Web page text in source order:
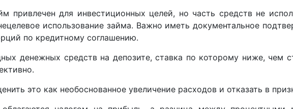
привлечен для инвестиционных целей, но часть средств не
использование займа. Важно иметь документальное
по кредитному соглашению.
денежных средств на депозите, ставка по которому ниже, чем
это как необоснованное увеличение расходов и отказать в